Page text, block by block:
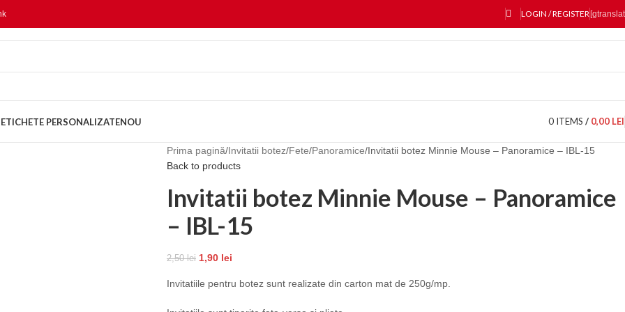
LOGIN / REGISTER
ETICHETE PERSONALIZATENOU 0 ITEMS / 0,00 LEI
Prima pagină Invitatii botez Fete Panoramice Invitatii botez Minnie Mouse – Panoramice – IBL-15
Back to products
Invitatii botez Minnie Mouse – Panoramice
– IBL-15
2,50lei 1,90 lei
Invitatiile pentru botez sunt realizate din carton mat de 250g/mp.